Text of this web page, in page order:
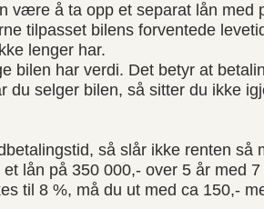
være å ta opp et separat lån med
tilpasset bilens forventede
lenger har.
bilen har verdi. Det betyr at
du selger bilen, så sitter du ikke
så slår ikke renten så
lån på 350 000,- over 5 år med
til 8 %, må du ut med ca 150,-